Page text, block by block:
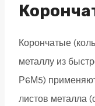
weldon
quantity
Корончатые
металлу из
Р6М5)
листов металла